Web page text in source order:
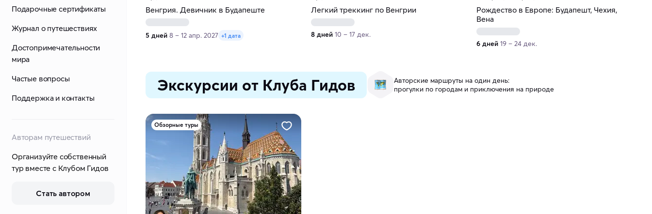
Подарочные сертификаты
Журнал о путешествиях
Достопримечательности
мира
Частые вопросы
Поддержка и контакты
Авторам путешествий
Организуйте собственный
тур вместе с Клубом Гидов
Стать автором
Венгрия. Девичник в Будапеште
5 дней 8 – 12 апр. 2027 +1 дата
Легкий треккинг по Венгрии
8 дней 10 – 17 дек.
Рождество в Европе: Будапешт, Чехия,
Вена
6 дней 19 – 24 дек.
Экскурсии от Клуба Гидов
Авторские маршруты на один день:
прогулки по городам и приключения на природе
Обзорные туры